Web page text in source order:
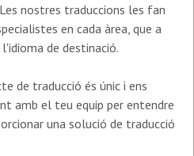
nostres traduccions les fan
en cada àrea, que a
de destinació.
de traducció és únic i ens
amb el teu equip per entendre
una solució de traducció